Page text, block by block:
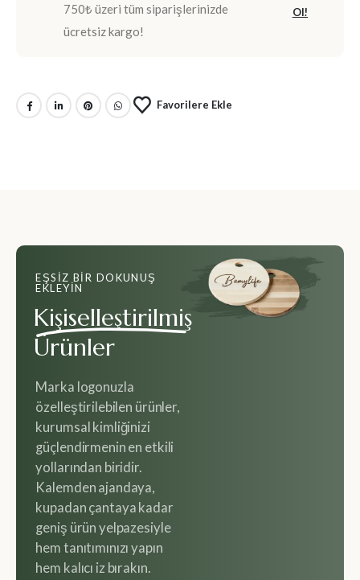
750₺ üzeri tüm siparişlerinizde
ücretsiz kargo!
Ol!
Favorilere Ekle
EŞSIZ BIR DOKUNUŞ
EKLEYIN
Kişiselleştirilmiş
Ürünler
Marka logonuzla
özelleştirilebilen ürünler,
kurumsal kimliğinizi
güçlendirmenin en etkili
yollarından biridir.
Kalemden ajandaya,
kupadan çantaya kadar
geniş ürün yelpazesiyle
hem tanıtımınızı yapın
hem kalıcı iz bırakın.